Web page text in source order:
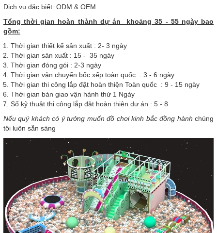
Dịch vụ đặc biết: ODM & OEM
Tổng thời gian hoàn thành dự án khoảng 35 - 55 ngày bao
gồm:
Thời gian thiết kế sản xuất : 2- 3 ngày
Thời gian sản xuất : 15 - 35 ngày
Thời gian đóng gói : 2-3 ngày
Thời gian vận chuyển bốc xếp toàn quốc : 3 - 6 ngày
Thời gian thi công lắp đặt hoàn thiện Toàn quốc : 9 - 15 ngày
Thời gian bàn giao vận hành thử 1 Ngày
Số kỹ thuật thi công lắp đặt hoàn thiện dự án : 5 - 8
Nếu quý khách có ý tưởng muốn đồ chơi kinh bắc đồng hành chúng
tôi luôn sẵn sàng